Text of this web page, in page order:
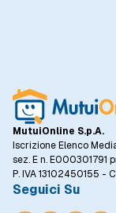
dell'anno
MutuiOnline S.p.A.
Iscrizione Elenco
sez. E n. E000301791
P. IVA 13102450155
Seguici Su